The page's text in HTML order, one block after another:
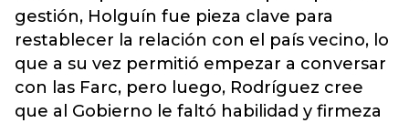
gestión, Holguín fue pieza clave para
restablecer la relación con el país vecino, lo
que a su vez permitió empezar a conversar
con las Farc, pero luego, Rodríguez cree
que al Gobierno le faltó habilidad y firmeza